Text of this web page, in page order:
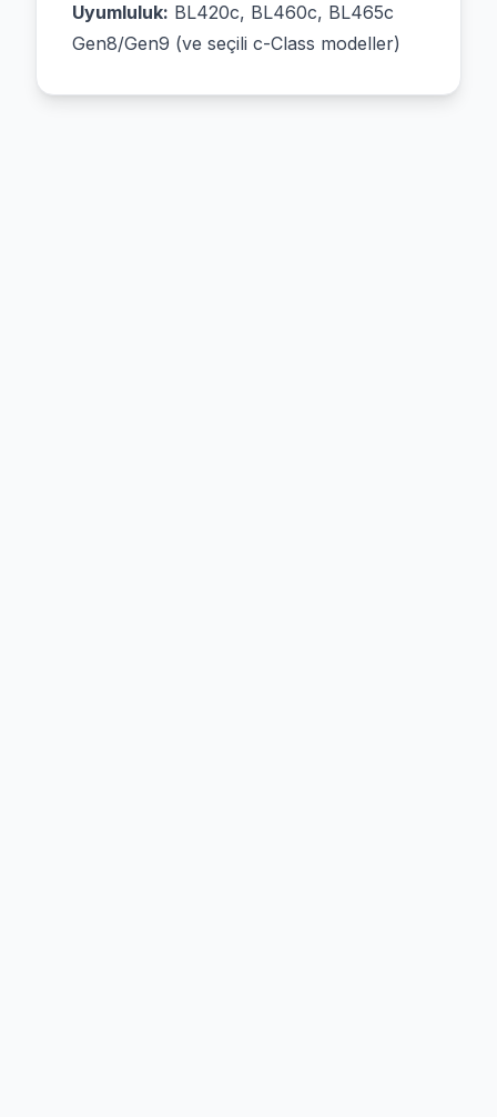
Uyumluluk: BL420c, BL460c, BL465c
Gen8/Gen9 (ve seçili c-Class modeller)